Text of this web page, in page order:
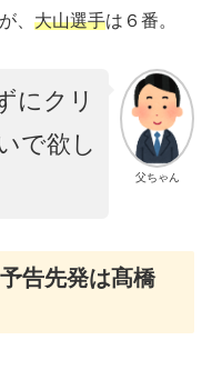
、 大山選手は６番。
父ちゃん
にクリ
で欲し
告先発は髙橋